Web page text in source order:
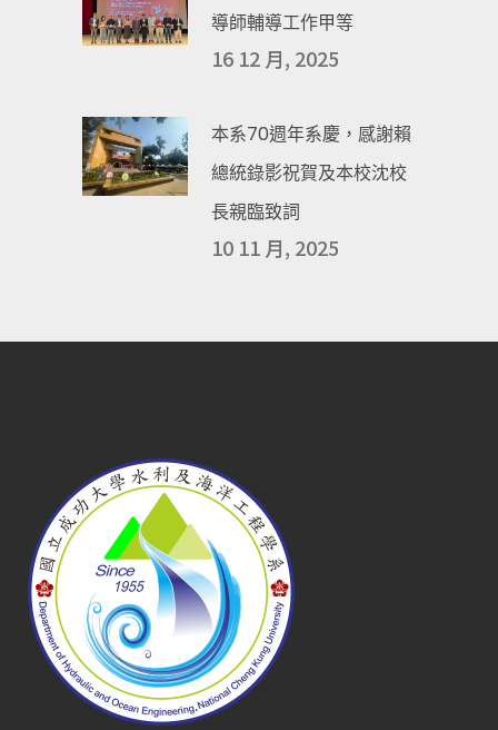
導師輔導工作甲等
16 12 月, 2025
本系70週年系慶，感謝賴
總統錄影祝賀及本校沈校
長親臨致詞
10 11 月, 2025